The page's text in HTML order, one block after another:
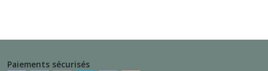
Paiements sécurisés